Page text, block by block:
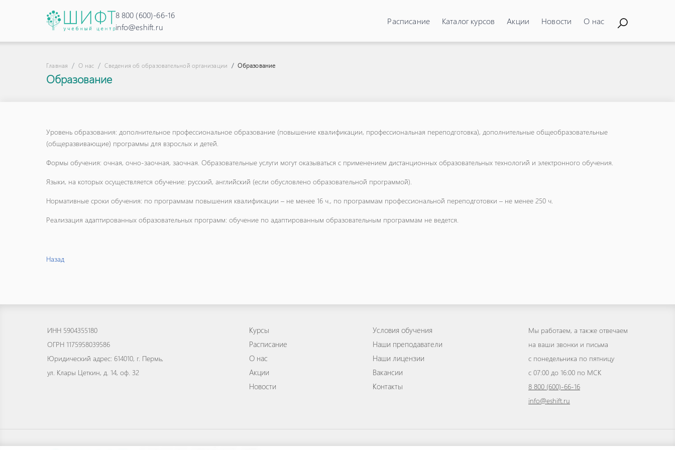
8 800 (600)-66-16
info@eshift.ru
Расписание Каталог курсов Акции Новости О нас
Главная О нас Сведения об образовательной организации Образование
Образование
Уровень образования: дополнительное профессиональное образование (повышение квалификации, профессиональная переподготовка), дополнительные общеобразовательные
(общеразвивающие) программы для взрослых и детей.
Формы обучения: очная, очно-заочная, заочная. Образовательные услуги могут оказываться с применением дистанционных образовательных технологий и электронного обучения.
Языки, на которых осуществляется обучение: русский, английский (если обусловлено образовательной программой).
Нормативные сроки обучения: по программам повышения квалификации – не менее 16 ч., по программам профессиональной переподготовки – не менее 250 ч.
Реализация адаптированных образовательных программ: обучение по адаптированным образовательным программам не ведется.
Назад
ИНН 5904355180
ОГРН 1175958039586
Юридический адрес: 614010, г. Пермь,
ул. Клары Цеткин, д. 14, оф. 32
Курсы
Расписание
О нас
Акции
Новости
Условия обучения
Наши преподаватели
Наши лицензии
Вакансии
Контакты
Мы работаем, а также отвечаем
на ваши звонки и письма
с понедельника по пятницу
с 07:00 до 16:00 по МСК
8 800 (600)-66-16
info@eshift.ru